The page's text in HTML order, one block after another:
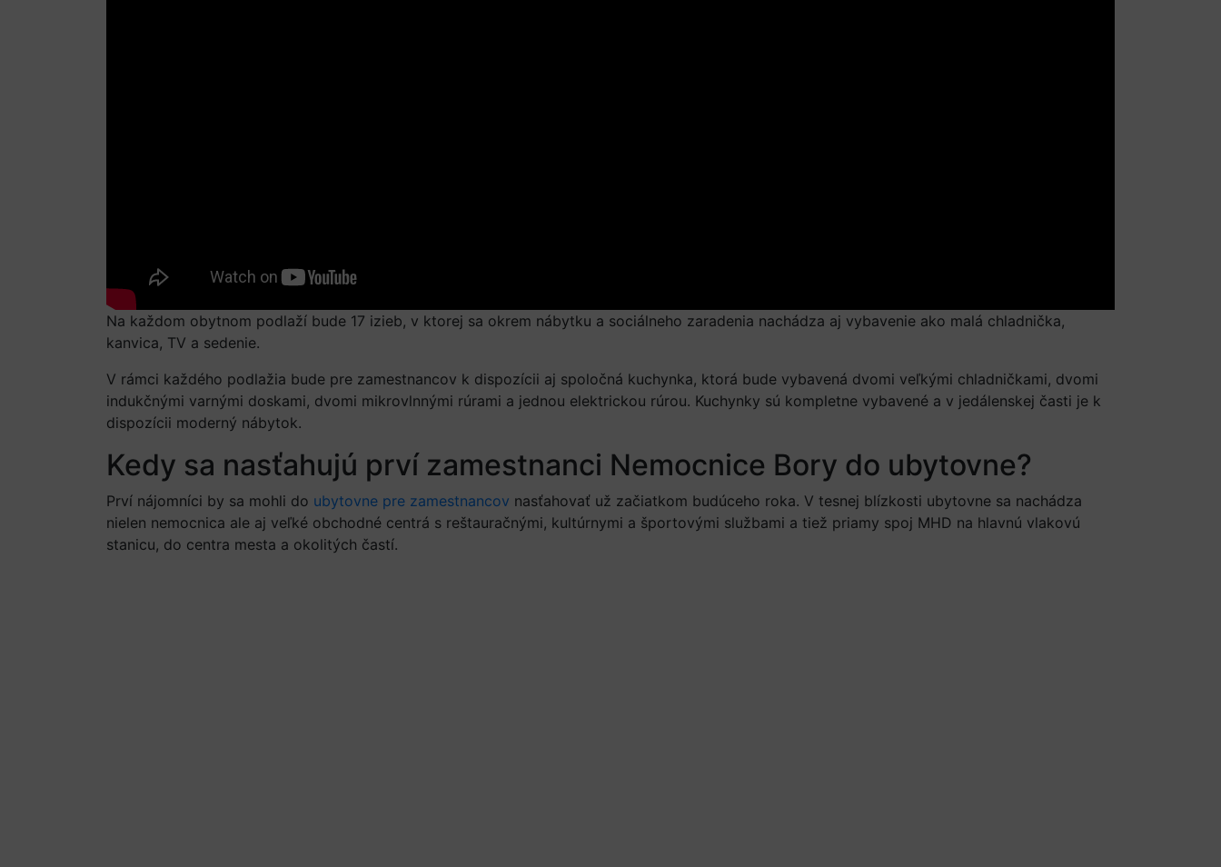
Na každom obytnom podlaží bude 17 izieb, v ktorej sa okrem nábytku a sociálneho zaradenia nachádza aj vybavenie ako malá chladnička,
kanvica, TV a sedenie.
V rámci každého podlažia bude pre zamestnancov k dispozícii aj spoločná kuchynka, ktorá bude vybavená dvomi veľkými chladničkami, dvomi
indukčnými varnými doskami, dvomi mikrovlnnými rúrami a jednou elektrickou rúrou. Kuchynky sú kompletne vybavené a v jedálenskej časti je k
dispozícii moderný nábytok.
Kedy sa nasťahujú prví zamestnanci Nemocnice Bory do ubytovne?
Prví nájomníci by sa mohli do ubytovne pre zamestnancov nasťahovať už začiatkom budúceho roka. V tesnej blízkosti ubytovne sa nachádza
nielen nemocnica ale aj veľké obchodné centrá s reštauračnými, kultúrnymi a športovými službami a tiež priamy spoj MHD na hlavnú vlakovú
stanicu, do centra mesta a okolitých častí.